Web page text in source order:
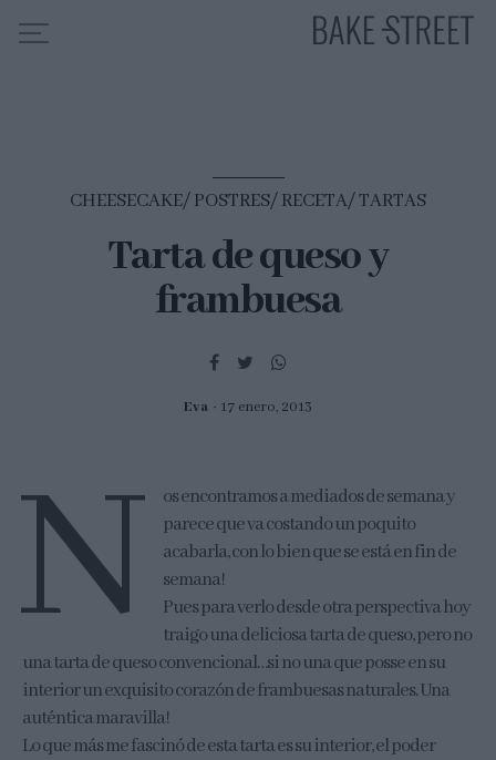
COLABORO CON
SOBRE MÍ
MIS CURSOS
ES EN
CHEESECAKE POSTRES RECETA TARTAS
Tarta de queso y
frambuesa
Eva 17 enero, 2013
N
os encontramos a mediados de semana y
parece que va costando un poquito
acabarla, con lo bien que se está en fin de
semana!
Pues para verlo desde otra perspectiva hoy
traigo una deliciosa tarta de queso, pero no
una tarta de queso convencional…si no una que posse en su
interior un exquisito corazón de frambuesas naturales. Una
auténtica maravilla!
Lo que más me fascinó de esta tarta es su interior, el poder